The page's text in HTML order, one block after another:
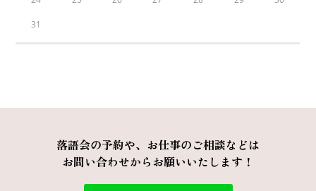
31
落語会の予約や、お仕事のご相談などは
お問い合わせからお願いいたします！